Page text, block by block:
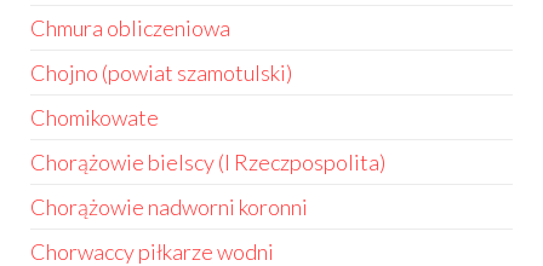
Chmura obliczeniowa
Chojno (powiat szamotulski)
Chomikowate
Chorążowie bielscy (I Rzeczpospolita)
Chorążowie nadworni koronni
Chorwaccy piłkarze wodni